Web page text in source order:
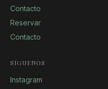
Contacto
Reservar
Contacto
SÍGUENOS
Instagram